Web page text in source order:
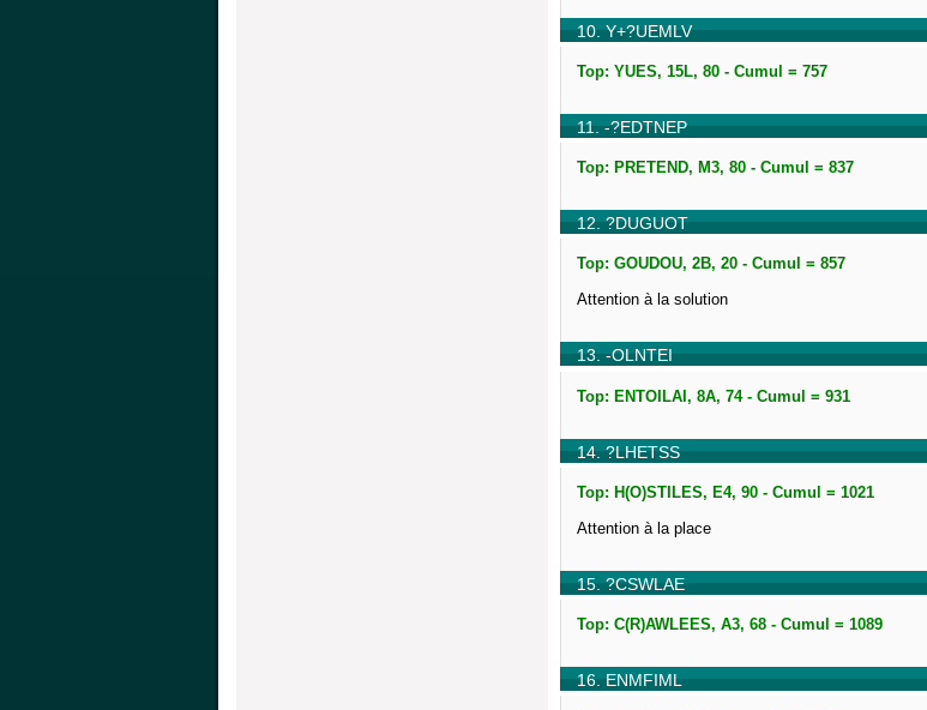
10. Y+?UEMLV
Top: YUES, 15L, 80 - Cumul = 757
11. -?EDTNEP
Top: PRETEND, M3, 80 - Cumul = 837
12. ?DUGUOT
Top: GOUDOU, 2B, 20 - Cumul = 857
Attention à la solution
13. -OLNTEI
Top: ENTOILAI, 8A, 74 - Cumul = 931
14. ?LHETSS
Top: H(O)STILES, E4, 90 - Cumul = 1021
Attention à la place
15. ?CSWLAE
Top: C(R)AWLEES, A3, 68 - Cumul = 1089
16. ENMFIML